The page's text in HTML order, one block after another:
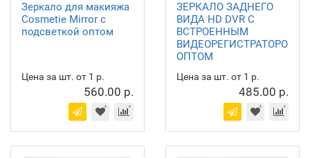
Зеркало для макияжа
Cosmetie Mirror с
подсветкой оптом
Цена за шт. от 1 р.
560.00 р.
ЗЕРКАЛО ЗАДНЕГО
ВИДА HD DVR С
ВСТРОЕННЫМ
ВИДЕОРЕГИСТРАТОРОМ
ОПТОМ
Цена за шт. от 1 р.
485.00 р.